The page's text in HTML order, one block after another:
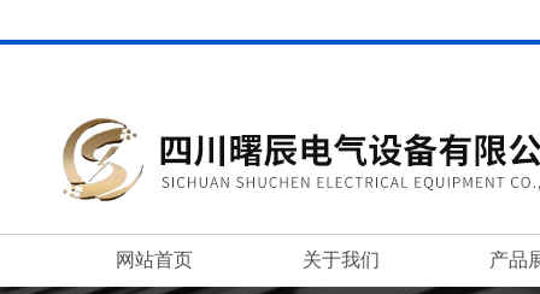
网站首页 关于我们 产品